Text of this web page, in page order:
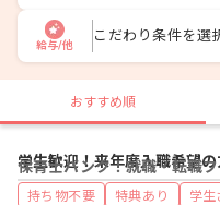
給与/他
こだわり条件を選
おすすめ順
保育士バンク！就職・転職
学生歓迎！来年度入職希望の
持ち物不要 特典あり 学生